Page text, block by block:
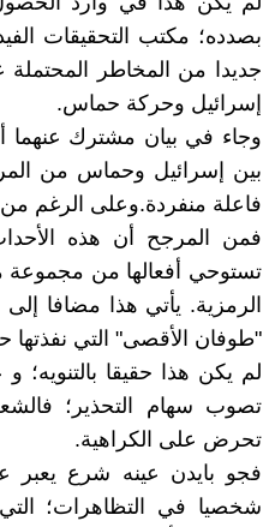
بصدده؛ مكتب التحقيقات
جديدا من المخاطر المحتملة
إسرائيل وحركة حماس.
وجاء في بيان مشترك عنهما
بين إسرائيل وحماس من
فاعلة منفردة.وعلى الرغم
فمن المرجح أن هذه
تستوحي أفعالها من مجموعة
الرمزية. يأتي هذا مضافا
"طوفان الأقصى" التي نفذتها حركة
لم يكن هذا حقيقا
تصوب سهام التحذير؛
تحرض على الكراهية.
فجو بايدن عينه شرع يعبر
شخصيا في التظاهرات؛